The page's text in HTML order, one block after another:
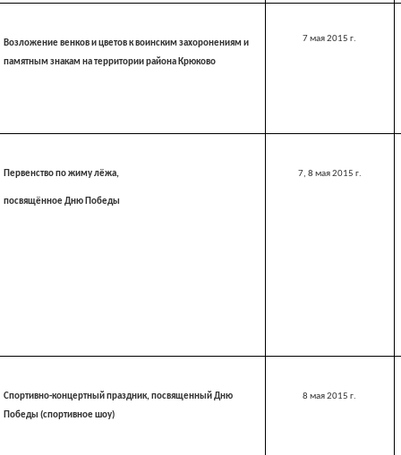
Возложение венков и цветов к воинским захоронениям и
памятным знакам на территории района Крюково
7 мая2015 г.
Первенство по жиму лёжа,
посвящённое Дню Победы
7, 8 мая2015 г.
Спортивно-концертный праздник, посвященный Дню
Победы (спортивное шоу)
8 мая2015 г.